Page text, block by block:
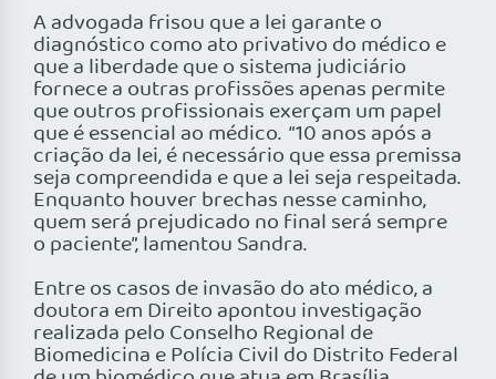
A advogada frisou que a lei garante o
diagnóstico como ato privativo do médico e
que a liberdade que o sistema judiciário
fornece a outras profissões apenas permite
que outros profissionais exerçam um papel
que é essencial ao médico. “10 anos após a
criação da lei, é necessário que essa premissa
seja compreendida e que a lei seja respeitada.
Enquanto houver brechas nesse caminho,
quem será prejudicado no final será sempre
o paciente”, lamentou Sandra.
Entre os casos de invasão do ato médico, a
doutora em Direito apontou investigação
realizada pelo Conselho Regional de
Biomedicina e Polícia Civil do Distrito Federal